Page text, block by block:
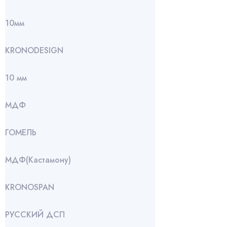
10мм
KRONODESIGN
10 мм
МДФ
ГОМЕЛЬ
МДФ(Кастамону)
KRONOSPAN
РУССКИЙ ДСП